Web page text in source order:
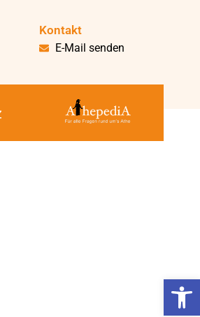
Kontakt
E-Mail senden